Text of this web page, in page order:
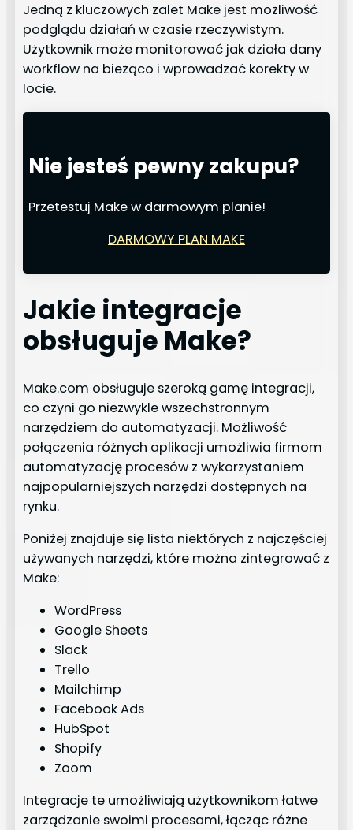
Jedną z kluczowych zalet Make jest możliwość
podglądu działań w czasie rzeczywistym.
Użytkownik może monitorować jak działa dany
workflow na bieżąco i wprowadzać korekty w
locie.
Nie jesteś pewny zakupu?
Przetestuj Make w darmowym planie!
DARMOWY PLAN MAKE
Jakie integracje
obsługuje Make?
Make.com obsługuje szeroką gamę integracji,
co czyni go niezwykle wszechstronnym
narzędziem do automatyzacji. Możliwość
połączenia różnych aplikacji umożliwia firmom
automatyzację procesów z wykorzystaniem
najpopularniejszych narzędzi dostępnych na
rynku.
Poniżej znajduje się lista niektórych z najczęściej
używanych narzędzi, które można zintegrować z
Make:
WordPress
Google Sheets
Slack
Trello
Mailchimp
Facebook Ads
HubSpot
Shopify
Zoom
Integracje te umożliwiają użytkownikom łatwe
zarządzanie swoimi procesami, łącząc różne